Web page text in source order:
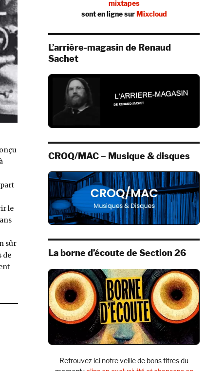
le
sûr
de
un Delay »
mixtapes
sont en ligne surMixcloud
L’arrière-magasin de Renaud
Sachet
CROQ/MAC – Musique & disques
La borne d’écoute de Section 26
Retrouvez ici notre veille de bons titres du